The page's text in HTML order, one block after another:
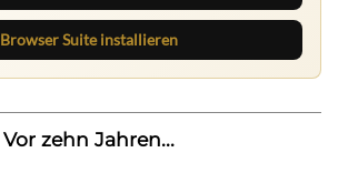
Browser Suite installieren
Vor zehn Jahren...